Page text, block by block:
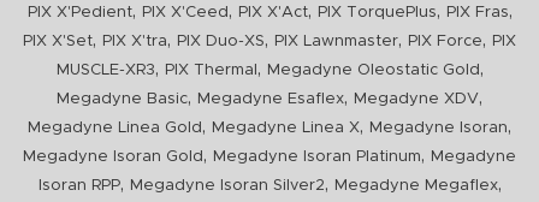
PIX X'Pedient, PIX X'Ceed , PIX X'Act, PIX TorquePlus, PIX Fras,
PIX X'Set, PIX X'tra, PIX Duo-XS, PIX Lawnmaster, PIX Force,
PIX
MUSCLE-XR3, PIX Thermal , Megadyne Oleostatic Gold ,
Megadyne Basic, Megadyne Esaflex, Megadyne XDV,
Megadyne Linea Gold , Megadyne Linea X, Megadyne Isoran,
Megadyne Isoran Gold , Megadyne Isoran Platinum,
Megadyne
Isoran RPP, Megadyne Isoran Silver2, Megadyne Megaflex,